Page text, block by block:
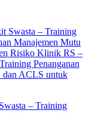
– Training